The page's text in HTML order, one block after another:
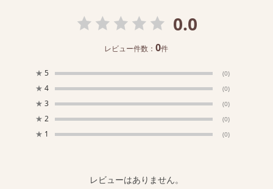
0.0
レビュー件数：0件
★ 5 (0)
★ 4 (0)
★ 3 (0)
★ 2 (0)
★ 1 (0)
レビューはありません。